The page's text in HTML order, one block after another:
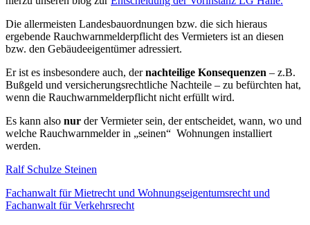
Die allermeisten Landesbauordnungen bzw. die sich hieraus
ergebende Rauchwarnmelderpflicht des Vermieters ist an diesen
bzw. den Gebäudeeigentümer adressiert.
Er ist es insbesondere auch, dernachteilige Konsequenzen – z.B.
Bußgeld und versicherungsrechtliche Nachteile – zu befürchten hat,
wenn die Rauchwarnmelderpflicht nicht erfüllt wird.
Es kann also nur der Vermieter sein, der entscheidet, wann, wo und
welche Rauchwarnmelder in „seinen“ Wohnungen installiert
werden.
Ralf Schulze Steinen
Fachanwalt für Mietrecht und Wohnungseigentumsrecht und
Fachanwalt für Verkehrsrecht